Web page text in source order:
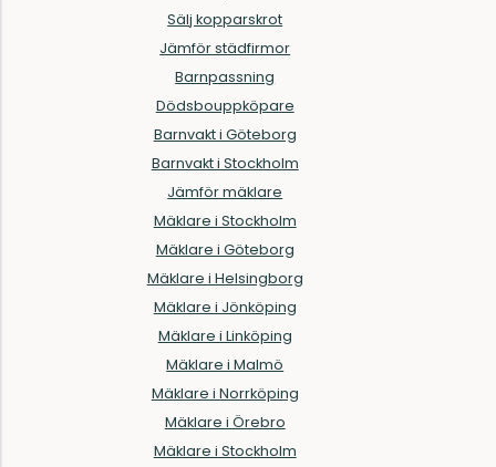
Sälj kopparskrot
Jämför städfirmor
Barnpassning
Dödsbouppköpare
Barnvakt i Göteborg
Barnvakt i Stockholm
Jämför mäklare
Mäklare i Stockholm
Mäklare i Göteborg
Mäklare i Helsingborg
Mäklare i Jönköping
Mäklare i Linköping
Mäklare i Malmö
Mäklare i Norrköping
Mäklare i Örebro
Mäklare i Stockholm